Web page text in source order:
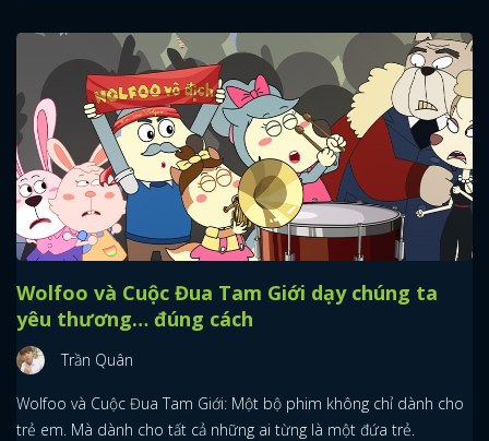
Wolfoo và Cuộc Đua Tam Giới dạy chúng ta
yêu thương… đúng cách
Trần Quân
Wolfoo và Cuộc Đua Tam Giới: Một bộ phim không chỉ dành cho
trẻ em. Mà dành cho tất cả những ai từng là một đứa trẻ.